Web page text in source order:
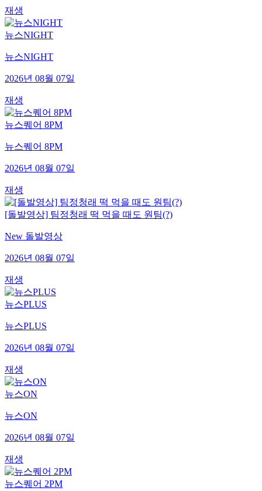
재생
뉴스NIGHT
뉴스NIGHT
2026년 08월 07일
재생
뉴스퀘어 8PM
뉴스퀘어 8PM
2026년 08월 07일
재생
[돌발영상] 팀정청래 떡 먹을 때도 원팀(?)
New 돌발영상
2026년 08월 07일
재생
뉴스PLUS
뉴스PLUS
2026년 08월 07일
재생
뉴스ON
뉴스ON
2026년 08월 07일
재생
뉴스퀘어 2PM